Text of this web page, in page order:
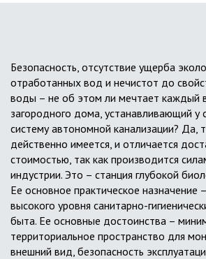
Безопасность, отсутствие ущерба
отработанных вод и нечистот до
воды – не об этом ли мечтает каждый
загородного дома, устанавливающий у
систему автономной канализации? Да,
действенно имеется, и отличается
стоимостью, так как производится
индустрии. Это – станция глубокой
Ее основное практическое назначение
высокого уровня санитарно-
быта. Ее основные достоинства –
территориальное пространство для
внешний вид, безопасность